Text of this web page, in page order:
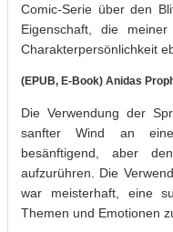
Comic-Serie über den
Eigenschaft, die
Charakterpersönlichkeit
(EPUB, E-Book) Anidas
Die Verwendung der
sanfter Wind an
besänftigend, aber
aufzurühren. Die
war meisterhaft, eine
Themen und Emotionen